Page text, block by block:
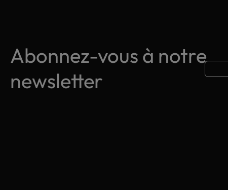
Abonnez-vous à notre
newsletter